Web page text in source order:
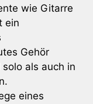
wie Gitarre
ein
Gehör
als auch in
eines